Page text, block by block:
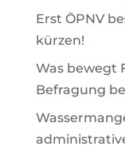
Erst ÖPNV
kürzen!
Was bewegt
Befragung